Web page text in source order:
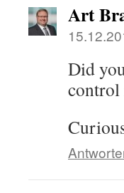
Art
Did
control